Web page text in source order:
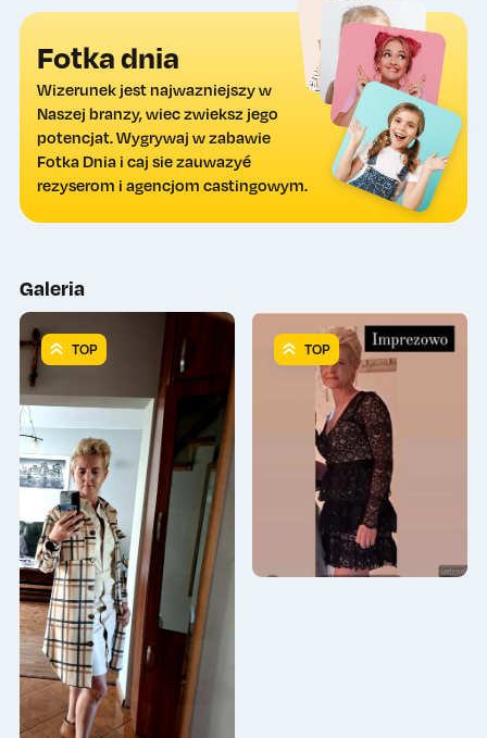
Fotka dnia
Wizerunek jest najwazniejszy w
Naszej branzy, wiec zwieksz jego
potencjat. Wygrywaj w zabawie
Fotka Dnia i caj sie zauwazyé
rezyserom i agencjom castingowym.
Galeria
TOP TOP